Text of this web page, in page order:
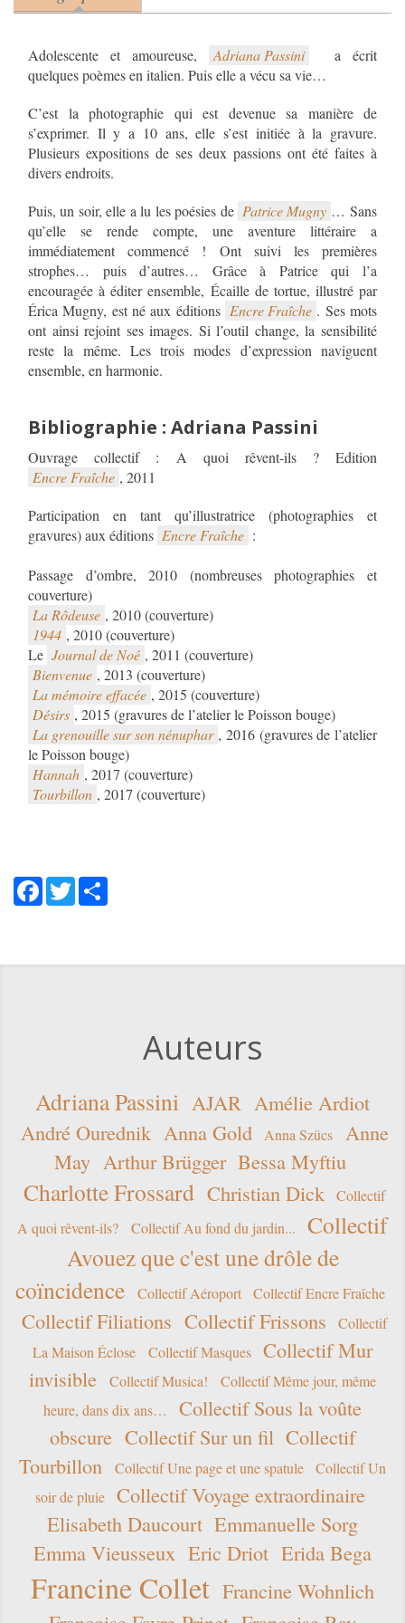
(onglet actif)
Adolescente et amoureuse, Adriana Passini
a écrit
quelques poèmes en italien. Puis elle a vécu sa vie…
C’est la photographie qui est devenue sa manière de
s’exprimer. Il y a 10 ans, elle s’est initiée à la gravure.
Plusieurs expositions de ses deux passions ont été faites à
divers endroits.
Puis, un soir, elle a lu les poésies de Patrice Mugny … Sans
qu’elle se rende compte, une aventure littéraire a
immédiatement commencé ! Ont suivi les premières
strophes… puis d’autres… Grâce à Patrice qui l’a
encouragée à éditer ensemble, Écaille de tortue, illustré par
Érica Mugny, est né aux éditions Encre Fraîche . Ses mots
ont ainsi rejoint ses images. Si l’outil change, la sensibilité
reste la même. Les trois modes d’expression naviguent
ensemble, en harmonie.
Bibliographie : Adriana Passini
Encre Fraîche , 2011
Participation en tant qu’illustratrice (photographies et
gravures) aux éditions Encre Fraîche :
Passage d’ombre, 2010 (nombreuses photographies et
couverture)
La Rôdeuse , 2010 (couverture)
1944 , 2010 (couverture)
Le Journal de Noé , 2011 (couverture)
Bienvenue , 2013 (couverture)
La mémoire effacée , 2015 (couverture)
Désirs , 2015 (gravures de l’atelier le Poisson bouge)
La grenouille sur son nénuphar , 2016 (gravures de l’atelier
le Poisson bouge)
Hannah , 2017 (couverture)
Tourbillon , 2017 (couverture)
Facebook
Twitter
Auteurs
Adriana Passini AJAR Amélie Ardiot
André Ourednik Anna Gold Anna Szücs
Anne
May Arthur Brügger Bessa Myftiu
Charlotte Frossard Christian Dick
Collectif
A quoi rêvent-ils?
Collectif Au fond du jardin...
Collectif
Avouez que c'est une drôle de
coïncidence
Collectif Aéroport Collectif Encre Fraîche
Collectif Filiations Collectif Frissons
Collectif
La Maison Éclose
Collectif Masques
Collectif Mur
invisible
Collectif Musica!
Collectif Même jour, même
heure, dans dix ans…
Collectif Sous la voûte
obscure Collectif Sur un fil Collectif
Tourbillon
Collectif Une page et une spatule
Collectif Un
soir de pluie
Collectif Voyage extraordinaire
Elisabeth Daucourt Emmanuelle Sorg
Emma Vieusseux Eric Driot Erida Bega
Francine Collet Francine Wohnlich